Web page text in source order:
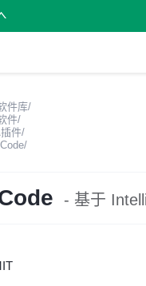
件库/
件/
插件/
/
- 基于